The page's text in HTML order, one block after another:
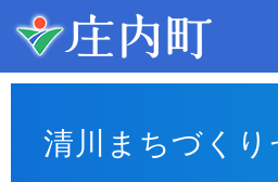
このページの本
清川まちづくり